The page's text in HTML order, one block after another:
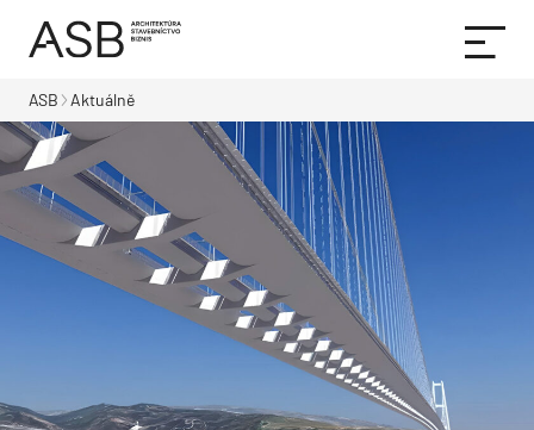
ASB Aktuálně